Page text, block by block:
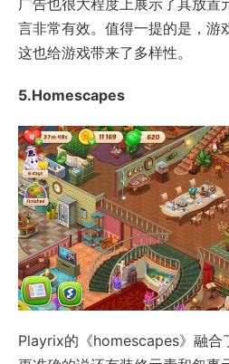
广告也很大程度上展示了其放置
言非常有效。值得一提的是，游
这也给游戏带来了多样性。
5.Homescapes
Playrix的《homescapes》融合